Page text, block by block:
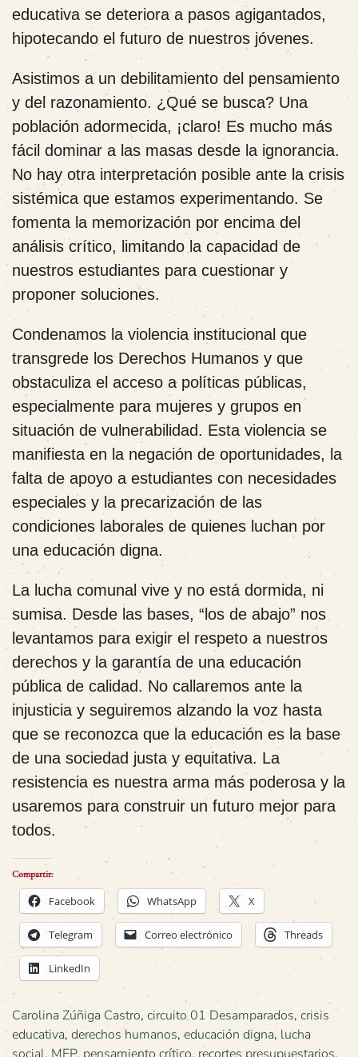
educativa se deteriora a pasos agigantados,
hipotecando el futuro de nuestros jóvenes.
Asistimos a un debilitamiento del pensamiento
y del razonamiento. ¿Qué se busca? Una
población adormecida, ¡claro! Es mucho más
fácil dominar a las masas desde la ignorancia.
No hay otra interpretación posible ante la crisis
sistémica que estamos experimentando. Se
fomenta la memorización por encima del
análisis crítico, limitando la capacidad de
nuestros estudiantes para cuestionar y
proponer soluciones.
Condenamos la violencia institucional que
transgrede los Derechos Humanos y que
obstaculiza el acceso a políticas públicas,
especialmente para mujeres y grupos en
situación de vulnerabilidad. Esta violencia se
manifiesta en la negación de oportunidades, la
falta de apoyo a estudiantes con necesidades
especiales y la precarización de las
condiciones laborales de quienes luchan por
una educación digna.
La lucha comunal vive y no está dormida, ni
sumisa. Desde las bases, “los de abajo” nos
levantamos para exigir el respeto a nuestros
derechos y la garantía de una educación
pública de calidad. No callaremos ante la
injusticia y seguiremos alzando la voz hasta
que se reconozca que la educación es la base
de una sociedad justa y equitativa. La
resistencia es nuestra arma más poderosa y la
usaremos para construir un futuro mejor para
todos.
Compartir:
Facebook WhatsApp X
Telegram Correo electrónico Threads
LinkedIn
Carolina Zúñiga Castro, circuito 01 Desamparados, crisis
educativa, derechos humanos,educación digna, lucha